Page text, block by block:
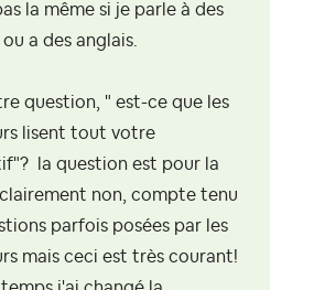
la même si je parle à des
a des anglais.
question, " est-ce que les
lisent tout votre
la question est pour la
non, compte tenu
parfois posées par les
mais ceci est très courant!